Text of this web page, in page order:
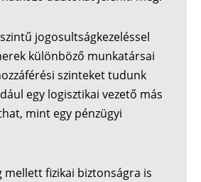
jogosultságkezeléssel
különböző munkatársai
szinteket tudunk
egy logisztikai vezető más
mint egy pénzügyi
mellett fizikai biztonságra is